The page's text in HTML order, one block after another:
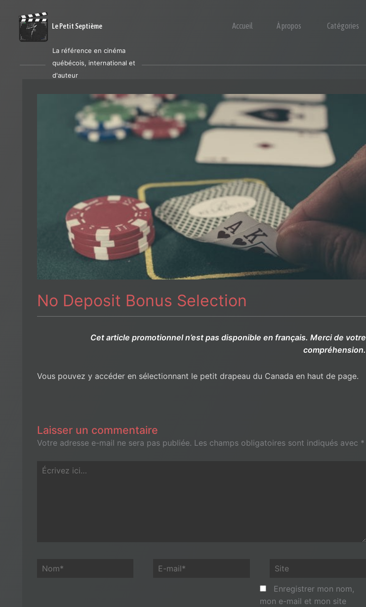
Le Petit Septième Accueil À propos Catégories
La référence en cinéma
québécois, international et
d'auteur
No Deposit Bonus Selection
Cet article promotionnel n’est pas disponible en français. Merci de votre
compréhension.
Vous pouvez y accéder en sélectionnant le petit drapeau du Canada en haut de page.
Laisser un commentaire
Votre adresse e-mail ne sera pas publiée. Les champs obligatoires sont indiqués avec *
Écrivez
Nom*
E-
Site
Enregistrer mon nom,
mon e-mail et mon site